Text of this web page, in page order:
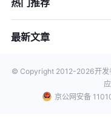
热门推荐
最新文章
© Copyright 2012-2026开发
京公网安备